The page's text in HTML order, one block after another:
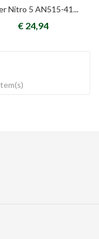
Nitro 5 AN515-41...
€ 24,94